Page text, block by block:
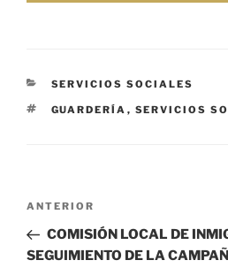
CATEGORÍAS
SERVICIOS SOCIALES
ETIQUETAS
GUARDERÍA , SERVICIOS
Navegación
entradas
Entrada
anterior:
ANTERIOR
COMISIÓN LOCAL DE
SEGUIMIENTO DE LA